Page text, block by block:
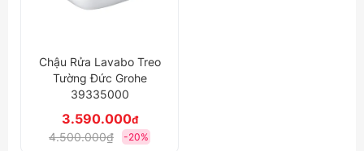
Chậu Rửa Lavabo Treo
Tường Đức Grohe
39335000
3.590.000đ
4.500.000₫ -20%